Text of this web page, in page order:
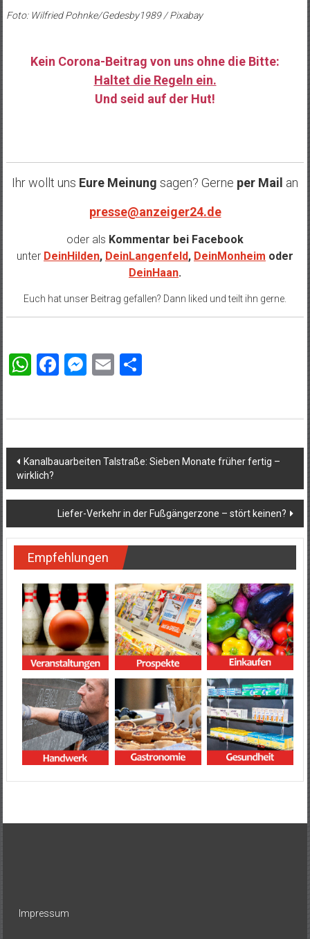
Foto: Wilfried Pohnke/Gedesby1989 / Pixabay
Kein Corona-Beitrag von uns ohne die Bitte:
Haltet die Regeln ein.
Und seid auf der Hut!
Ihr wollt uns Eure Meinung sagen? Gerne per Mail an
presse@anzeiger24.de
oder als Kommentar bei Facebook
unter DeinHilden, DeinLangenfeld, DeinMonheim oder
DeinHaan.
Euch hat unser Beitrag gefallen? Dann liked und teilt ihn gerne.
WhatsApp
Facebook
Messenger
EmailTeilen
Beitragsnavigation
Kanalbauarbeiten Talstraße: Sieben Monate früher fertig –
wirklich?
Liefer-Verkehr in der Fußgängerzone – stört keinen?
Empfehlungen
Impressum